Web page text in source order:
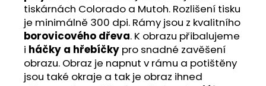
tiskárnách Colorado a Mutoh. Rozlišení tisku
je minimálně 300 dpi. Rámy jsou z kvalitního
borovicového dřeva. K obrazu přibalujeme
i háčky a hřebíčky pro snadné zavěšení
obrazu. Obraz je napnut v rámu a potištěny
jsou také okraje a tak je obraz ihned